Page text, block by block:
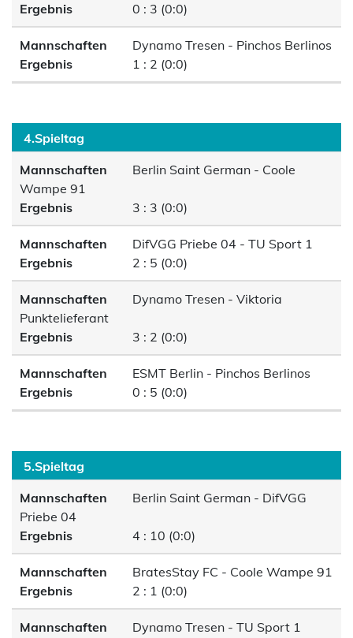
Ergebnis
0 : 3 (0:0)
Mannschaften
Dynamo Tresen - Pinchos Berlinos
Ergebnis
1 : 2 (0:0)
4.Spieltag
Mannschaften
Berlin Saint German - Coole
Wampe 91
Ergebnis
3 : 3 (0:0)
Mannschaften
DifVGG Priebe 04 - TU Sport 1
Ergebnis
2 : 5 (0:0)
Mannschaften
Dynamo Tresen - Viktoria
Punktelieferant
Ergebnis
3 : 2 (0:0)
Mannschaften
ESMT Berlin - Pinchos Berlinos
Ergebnis
0 : 5 (0:0)
5.Spieltag
Mannschaften
Berlin Saint German - DifVGG
Priebe 04
Ergebnis
4 : 10 (0:0)
Mannschaften
BratesStay FC - Coole Wampe 91
Ergebnis
2 : 1 (0:0)
Mannschaften
Dynamo Tresen - TU Sport 1